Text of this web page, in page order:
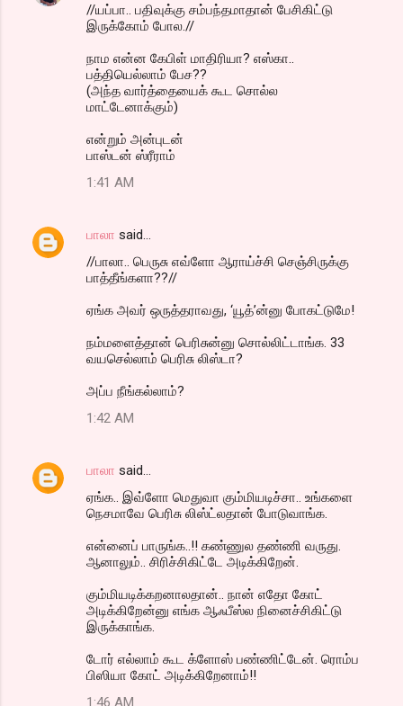
//யப்பா.. பதிவுக்கு சம்பந்தமாதான் பேசிகிட்டு
இருக்கோம் போல.//
நாம என்ன கேபிள் மாதிரியா? எஸ்கா..
பத்தியெல்லாம் பேச??
(அந்த வார்த்தையைக் கூட சொல்ல
மாட்டேனாக்கும்)
என்றும் அன்புடன்
பாஸ்டன் ஸ்ரீராம்
1:41 AM
பாலா said…
//பாலா.. பெருசு எவ்ளோ ஆராய்ச்சி செஞ்சிருக்கு
பாத்தீங்களா??//
ஏங்க அவர் ஒருத்தராவது, ‘யூத்’ன்னு போகட்டுமே!
நம்மளைத்தான் பெரிசுன்னு சொல்லிட்டாங்க. 33
வயசெல்லாம் பெரிசு லிஸ்டா?
அப்ப நீங்கல்லாம்?
1:42 AM
பாலா said…
ஏங்க.. இவ்ளோ மெதுவா கும்மியடிச்சா.. உங்களை
நெசமாவே பெரிசு லிஸ்ட்லதான் போடுவாங்க.
என்னைப் பாருங்க..!! கண்ணுல தண்ணி வருது.
ஆனாலும்.. சிரிச்சிகிட்டே அடிக்கிறேன்.
கும்மியடிக்கறனாலதான்.. நான் எதோ கோட்
அடிக்கிறேன்னு எங்க ஆஃபீஸ்ல நினைச்சிகிட்டு
இருக்காங்க.
டோர் எல்லாம் கூட க்ளோஸ் பண்ணிட்டேன். ரொம்ப
பிஸியா கோட் அடிக்கிறேனாம்!!
1:46 AM